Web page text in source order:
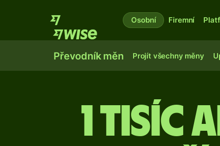
Osobní Firemní
Převodník měn Projít všechny měny
1 tisíc